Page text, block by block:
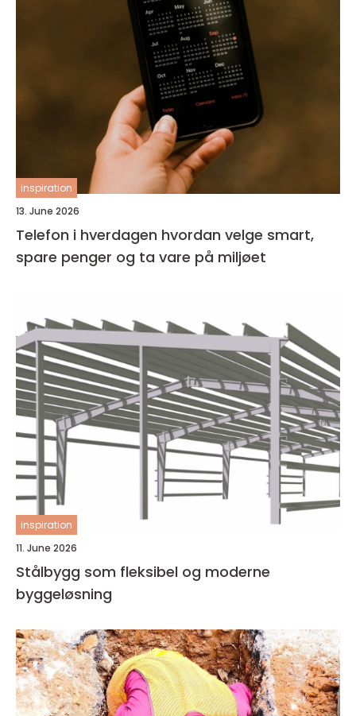
inspiration
13. June 2026
Telefon i hverdagen hvordan velge smart,
spare penger og ta vare på miljøet
inspiration
11. June 2026
Stålbygg som fleksibel og moderne
byggeløsning